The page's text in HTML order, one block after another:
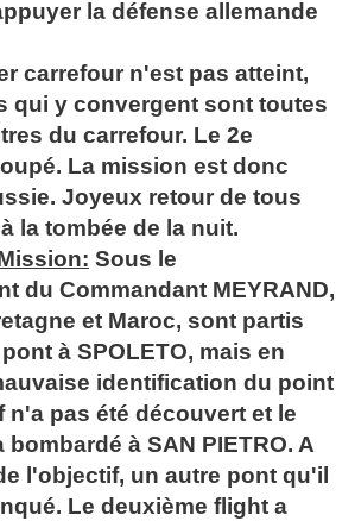
la défense allemande
carrefour n'est pas atteint,
qui y convergent sont toutes
du carrefour. Le 2e
La mission est donc
Joyeux retour de tous
la tombée de la nuit.
Sous le
du Commandant MEYRAND,
et Maroc, sont partis
à SPOLETO, mais en
identification du point
pas été découvert et le
à SAN PIETRO. A
l'objectif, un autre pont qu'il
Le deuxième flight a